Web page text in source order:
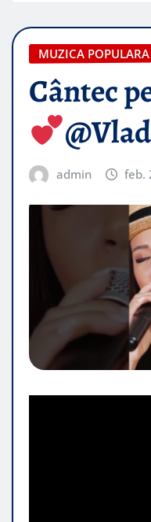
MUZICA POPULARA
Cântec
admin feb.